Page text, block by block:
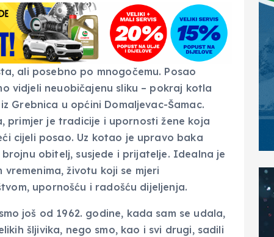
ali posebno po mnogočemu. Posao
vidjeli neuobičajenu sliku – pokraj kotla
Grebnica u općini Domaljevac-Šamac.
primjer je tradicije i upornosti žene koja
cijeli posao. Uz kotao je upravo baka
obitelj, susjede i prijatelje. Idealna je
životu koji se mjeri
upornošću i radošću dijeljenja.
još od 1962. godine, kada sam se udala,
šljivika, nego smo, kao i svi drugi, sadili